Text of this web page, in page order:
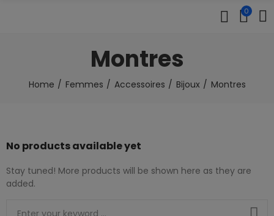
0
Montres
Home Femmes Accessoires Bijoux Montres
No products available yet
Stay tuned! More products will be shown here as they are
added.